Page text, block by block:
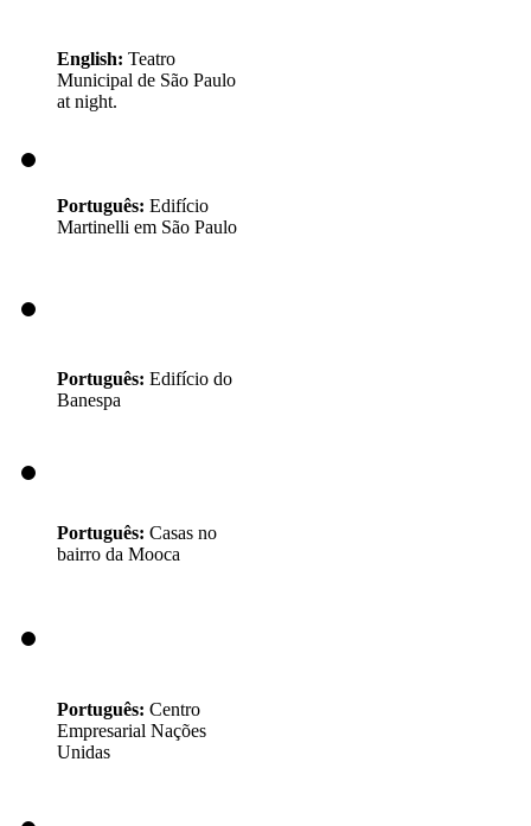
English: Teatro
Municipal de São Paulo
at night.
Português: Edifício
Martinelli em São Paulo
Português: Edifício do
Banespa
Português: Casas no
bairro da Mooca
Português: Centro
Empresarial Nações
Unidas